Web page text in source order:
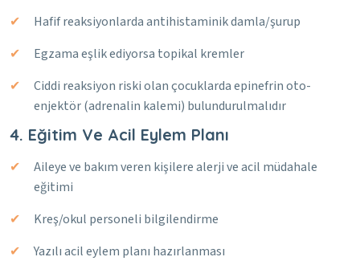
Hafif reaksiyonlarda antihistaminik damla/şurup
Egzama eşlik ediyorsa topikal kremler
Ciddi reaksiyon riski olan çocuklarda epinefrin oto-
enjektör (adrenalin kalemi) bulundurulmalıdır
4. Eğitim Ve Acil Eylem Planı
Aileye ve bakım veren kişilere alerji ve acil müdahale
eğitimi
Kreş/okul personeli bilgilendirme
Yazılı acil eylem planı hazırlanması